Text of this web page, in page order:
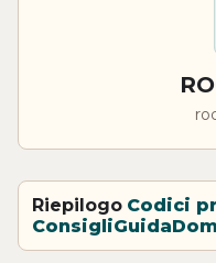
Riepilogo Codici
ConsigliGuida